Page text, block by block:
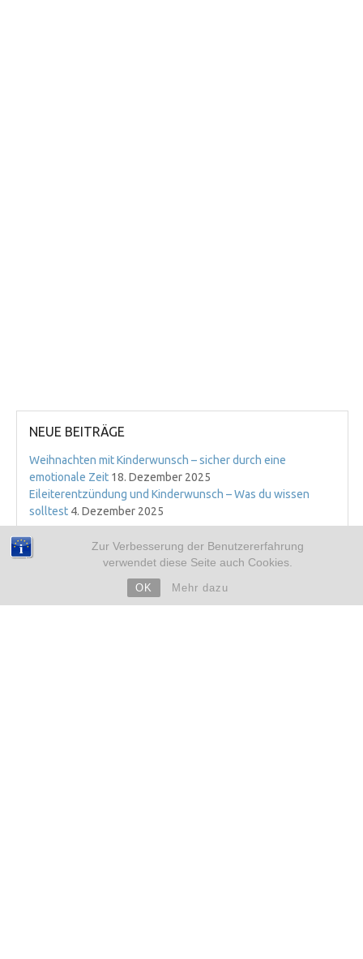
Zur Verbesserung der Benutzererfahrung
verwendet diese Seite auch Cookies.
OK Mehr dazu
NEUE BEITRÄGE
Weihnachten mit Kinderwunsch – sicher durch eine
emotionale Zeit 18. Dezember 2025
Eileiterentzündung und Kinderwunsch – Was du wissen
solltest 4. Dezember 2025
ARCHIV
➜ 2019
➜ 2018
➜ 2017